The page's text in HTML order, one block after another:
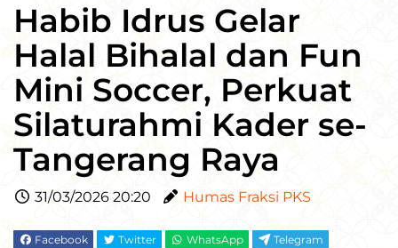
Habib Idrus Gelar
Halal Bihalal dan Fun
Mini Soccer, Perkuat
Silaturahmi Kader se-
Tangerang Raya
31/03/2026 20:20 Humas Fraksi PKS
Facebook Twitter WhatsApp Telegram